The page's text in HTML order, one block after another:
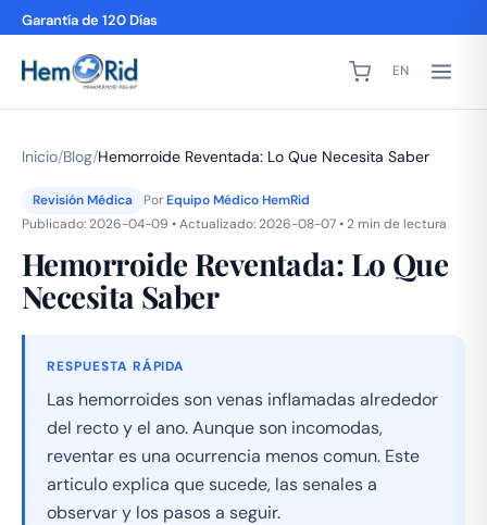
Garantía de 120 Días
EN
Inicio/Blog/Hemorroide Reventada: Lo Que Necesita Saber
Revisión Médica PorEquipo Médico HemRid
Publicado: 2026-04-09 • Actualizado: 2026-08-07 • 2 min de lectura
Hemorroide Reventada: Lo Que
Necesita Saber
RESPUESTA RÁPIDA
Las hemorroides son venas inflamadas alrededor
del recto y el ano. Aunque son incomodas,
reventar es una ocurrencia menos comun. Este
articulo explica que sucede, las senales a
observar y los pasos a seguir.